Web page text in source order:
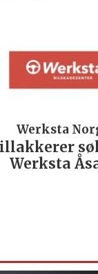
Werksta
Werksta